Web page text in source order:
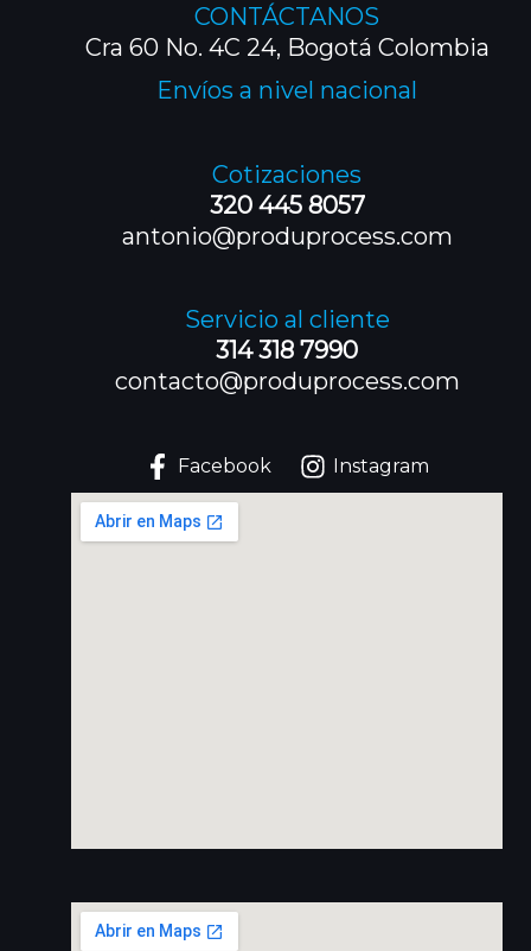
CONTÁCTANOS
Cra 60 No. 4C 24, Bogotá Colombia
Envíos a nivel nacional
Cotizaciones
320 445 8057
antonio@produprocess.com
Servicio al cliente
314 318 7990
contacto@produprocess.com
Facebook Instagram